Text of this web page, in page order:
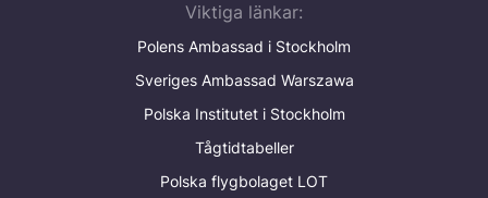
Viktiga länkar:
Polens Ambassad i Stockholm
Sveriges Ambassad Warszawa
Polska Institutet i Stockholm
Tågtidtabeller
Polska flygbolaget LOT